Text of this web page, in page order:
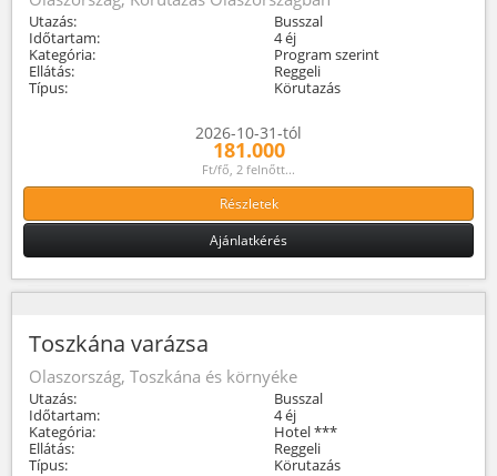
Utazás:
Busszal
Időtartam:
4 éj
Kategória:
Program szerint
Ellátás:
Reggeli
Típus:
Körutazás
2026-10-31-tól
181.000
Ft/fő, 2 felnőtt...
Részletek
Ajánlatkérés
Toszkána varázsa
Olaszország, Toszkána és környéke
Utazás:
Busszal
Időtartam:
4 éj
Kategória:
Hotel ***
Ellátás:
Reggeli
Típus:
Körutazás